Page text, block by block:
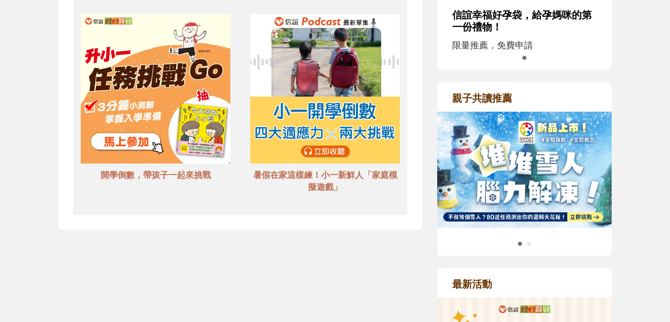
開學倒數，帶孩子一起來挑戰
暑假在家這樣練！小一新鮮人「家庭模
擬遊戲」
信誼幸福好孕袋，給孕媽咪的第
一份禮物！
限量推薦，免費申請
親子共讀推薦
最新活動